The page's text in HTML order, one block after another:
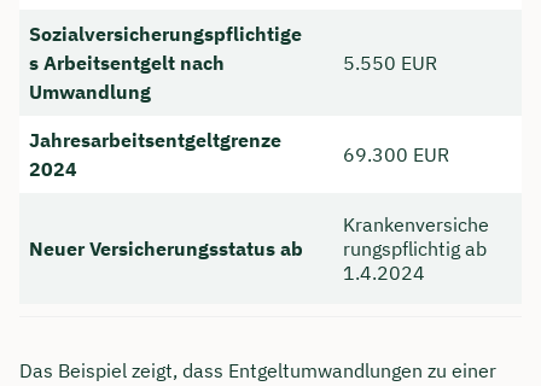
Sozialversicherungspflichtige
s Arbeitsentgelt nach
Umwandlung
5.550 EUR
Jahresarbeitsentgeltgrenze
2024
69.300 EUR
Neuer Versicherungsstatus ab
Krankenversiche
rungspflichtig ab
1.4.2024
Das Beispiel zeigt, dass Entgeltumwandlungen zu einer